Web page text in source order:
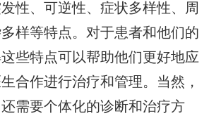
性、可逆性、症状多样性、周
样等特点。对于患者和他们的
些特点可以帮助他们更好地应
合作进行治疗和管理。当然，
需要个体化的诊断和治疗方